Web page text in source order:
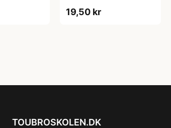
19,50 kr
TOUBROSKOLEN.DK